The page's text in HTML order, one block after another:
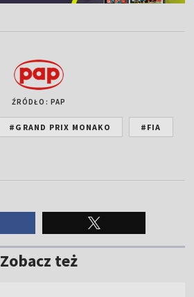
ŹRÓDŁO: PAP
#GRAND PRIX MONAKO #FIA
Zobacz też